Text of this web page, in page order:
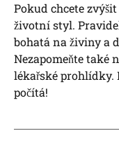
Pokud chcete
životní styl.
bohatá na živiny a
Nezapomeňte také
lékařské prohlídky.
počítá!